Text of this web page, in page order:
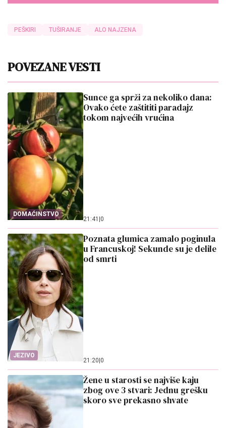
PEŠKIRI TUŠIRANJE ALO NAJZENA
POVEZANE VESTI
DOMAĆINSTVO
Sunce ga sprži za nekoliko dana:
Ovako ćete zaštititi paradajz
tokom najvećih vrućina
21:41 0
JEZIVO
Poznata glumica zamalo poginula
u Francuskoj! Sekunde su je delile
od smrti
21:20 0
Žene u starosti se najviše kaju
zbog ove 3 stvari: Jednu grešku
skoro sve prekasno shvate